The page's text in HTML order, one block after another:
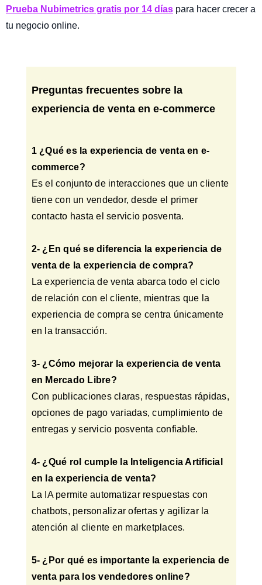
Prueba Nubimetrics gratis por 14 días para hacer crecer a
tu negocio online.
Preguntas frecuentes sobre la
experiencia de venta en e-commerce
1 ¿Qué es la experiencia de venta en e-
commerce?
Es el conjunto de interacciones que un cliente
tiene con un vendedor, desde el primer
contacto hasta el servicio posventa.
2- ¿En qué se diferencia la experiencia de
venta de la experiencia de compra?
La experiencia de venta abarca todo el ciclo
de relación con el cliente, mientras que la
experiencia de compra se centra únicamente
en la transacción.
3- ¿Cómo mejorar la experiencia de venta
en Mercado Libre?
Con publicaciones claras, respuestas rápidas,
opciones de pago variadas, cumplimiento de
entregas y servicio posventa confiable.
4- ¿Qué rol cumple la Inteligencia Artificial
en la experiencia de venta?
La IA permite automatizar respuestas con
chatbots, personalizar ofertas y agilizar la
atención al cliente en marketplaces.
5- ¿Por qué es importante la experiencia de
venta para los vendedores online?